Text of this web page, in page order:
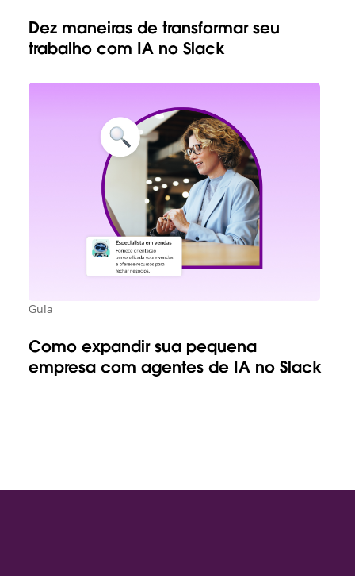
Dez maneiras de transformar seu
trabalho com IA no Slack
Guia
Como expandir sua pequena
empresa com agentes de IA no Slack